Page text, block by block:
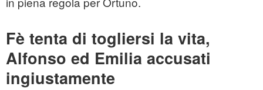
Fè tenta di togliersi la vita,
Alfonso ed Emilia accusati
ingiustamente